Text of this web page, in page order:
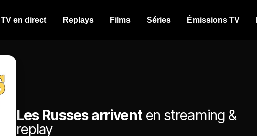
TV en direct Replays Films Séries Émissions TV
Les Russes arriventen streaming &
replay